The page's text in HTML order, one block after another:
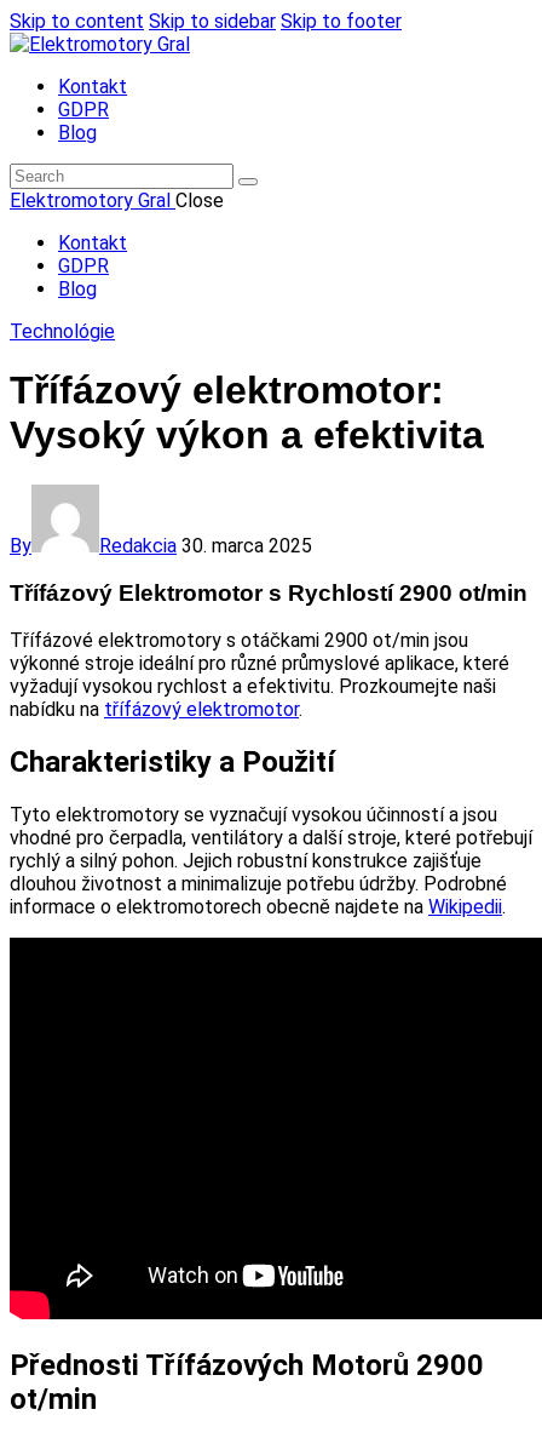
Skip to content Skip to sidebar Skip to footer
Kontakt
GDPR
Blog
Elektromotory Gral Close
Kontakt
GDPR
Blog
Technológie
Třífázový elektromotor:
Vysoký výkon a efektivita
By Redakcia 30. marca 2025
Třífázový Elektromotor s Rychlostí 2900 ot/min
Třífázové elektromotory s otáčkami 2900 ot/min jsou
výkonné stroje ideální pro různé průmyslové aplikace, které
vyžadují vysokou rychlost a efektivitu. Prozkoumejte naši
nabídku na třífázový elektromotor.
Charakteristiky a Použití
Tyto elektromotory se vyznačují vysokou účinností a jsou
vhodné pro čerpadla, ventilátory a další stroje, které potřebují
rychlý a silný pohon. Jejich robustní konstrukce zajišťuje
dlouhou životnost a minimalizuje potřebu údržby. Podrobné
informace o elektromotorech obecně najdete na Wikipedii.
Přednosti Třífázových Motorů 2900
ot/min